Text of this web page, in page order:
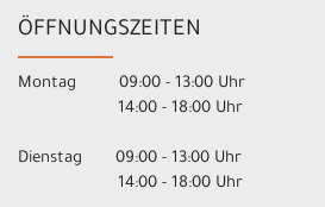
ÖFFNUNGSZEITEN
Montag 09:00 - 13:00 Uhr
14:00 - 18:00 Uhr
Dienstag 09:00 - 13:00 Uhr
14:00 - 18:00 Uhr